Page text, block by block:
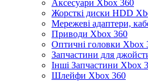
Аксесуари Xbox 360
Жорсткі диски HDD
Мережеві адаптери,
Приводи Xbox 360
Оптичні головки Xbox
Запчастини для
Інші Запчастини Xbox
Шлейфи Xbox 360